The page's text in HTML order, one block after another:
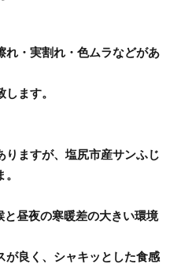
れ・実割れ・色ムラなどがあ
ます。
りますが、塩尻市産サンふじ
昼夜の寒暖差の大きい環境
が良く、シャキッとした食感